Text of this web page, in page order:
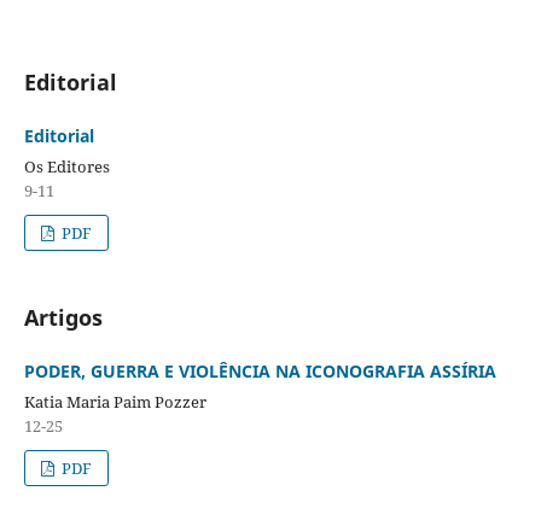
Editorial
Editorial
Os Editores
9-11
PDF
Artigos
PODER, GUERRA E VIOLÊNCIA NA ICONOGRAFIA ASSÍRIA
Katia Maria Paim Pozzer
12-25
PDF